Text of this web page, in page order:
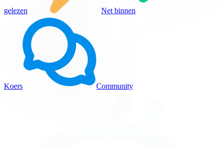
gelezen Net binnen
Koers Community